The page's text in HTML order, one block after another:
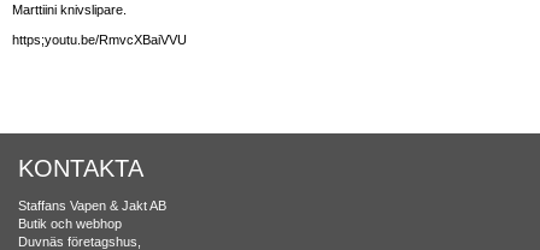
Marttiini knivslipare.
https;youtu.be/RmvcXBaiVVU
KONTAKTA
Staffans Vapen & Jakt AB
Butik och webhop
Duvnäs företagshus,